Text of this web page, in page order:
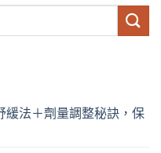
緩法＋劑量調整秘訣，保